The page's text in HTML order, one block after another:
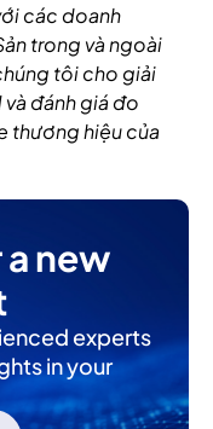
các doanh
trong và ngoài
tôi cho giải
đánh giá đo
thương hiệu của
a new
experts
in your